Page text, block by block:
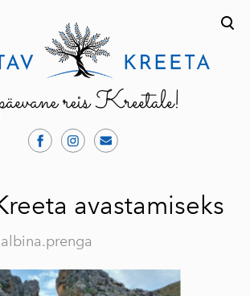
Vaata ostukorvi
avastamiseks
albina.prenga